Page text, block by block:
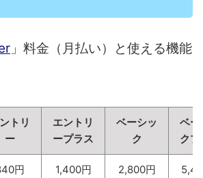
」料金（月払い）と使える機能
トリ
ー
エントリ
ープラス
ベーシッ
ク
ベー
ク
円 1,400円 2,800円